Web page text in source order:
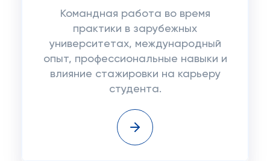
Командная работа во время
практики в зарубежных
университетах, международный
опыт, профессиональные навыки и
влияние стажировки на карьеру
студента.